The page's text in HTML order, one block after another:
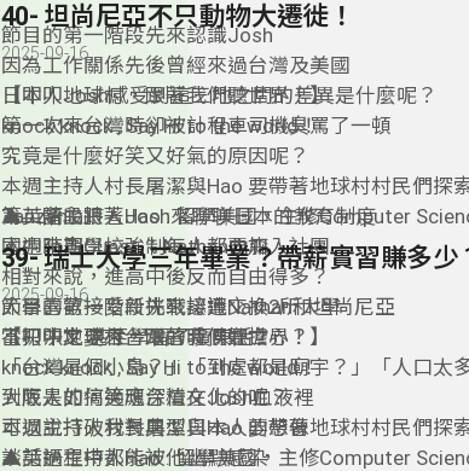
節目的第一階段先來認識Josh
因為工作關係先後曾經來過台灣及美國
日本人Josh感受到這三地之間的差異是什麼呢？
第一次來台灣時卻被計程車司機臭罵了一頓
究竟是什麼好笑又好氣的原因呢？
第二階段跟著Josh來聊聊日本的教育制度
國中時期學校強制每人都要加入社團
相對來說，進高中後反而自由得多？
大學喜歡接受新挑戰接連交換2所大學
不只中文 甚至學習了廣東話？
大阪人的搞笑魂深植在Josh血液裡
可以說打破我對典型日本人的想像
談話過程中都能被他幽默感染
40- 坦尚尼亞不只動物大遷徙！
2025-09-16
【叩叩地球村，跟著我們聽世界！】
knock knock , Say Hi to the world！
本週主持人村長屠潔與Hao 要帶著地球村村民們探
Tanzania」
▲英語主持人Hao : 留學美國，主修Computer
本週來賓Guest ：Nathan內森
節目的第一階段先來認識Nathan和坦尚尼亞
當初決定要來台灣的時候好擔心？
「台灣是個小島？」「到處都是廟宇？」「人口太
到底是如何適應台灣文化的呢？
39- 瑞士大學三年畢業？帶薪實習賺多少
2025-09-16
【叩叩地球村，跟著我們聽世界！】
knock knock , Say Hi to the world！
本週主持人村長屠潔與Hao 要帶著地球村村民們探
▲英語主持人Hao : 留學美國，主修Computer